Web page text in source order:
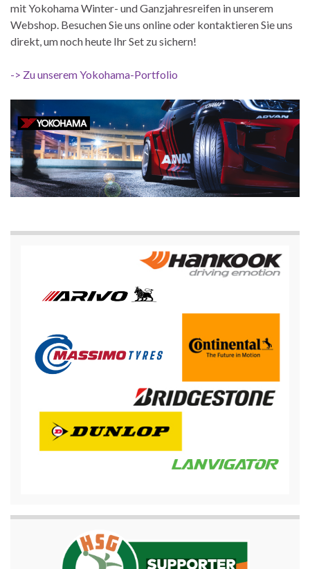
mit Yokohama Winter- und Ganzjahresreifen in unserem
Webshop. Besuchen Sie uns online oder kontaktieren Sie uns
direkt, um noch heute Ihr Set zu sichern!
-> Zu unserem Yokohama-Portfolio